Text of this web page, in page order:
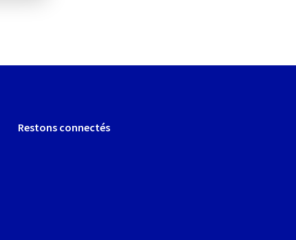
Restons connectés